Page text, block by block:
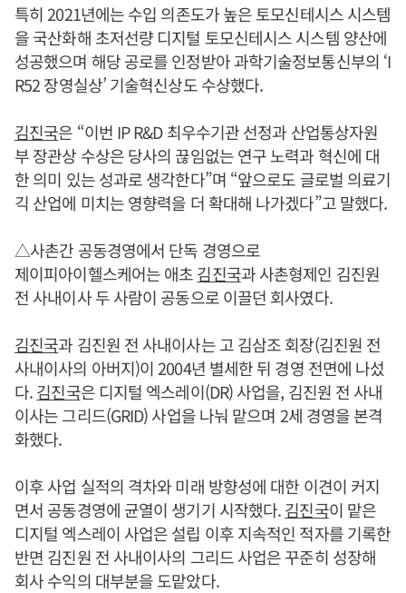
특히 2021년에는 수입 의존도가 높은 토모신테시스 시스템
을 국산화해 초저선량 디지털 토모신테시스 시스템 양산에
성공했으며 해당 공로를 인정받아 과학기술정보통신부의 ‘I
R52 장영실상’ 기술혁신상도 수상했다.
김진국은 “이번 IP R&D 최우수기관 선정과 산업통상자원
부 장관상 수상은 당사의 끊임없는 연구 노력과 혁신에 대
한 의미 있는 성과로 생각한다”며 “앞으로도 글로벌 의료기
긱 산업에 미치는 영향력을 더 확대해 나가겠다”고 말했다.
△사촌간 공동경영에서 단독 경영으로
제이피아이헬스케어는 애초김진국과 사촌형제인 김진원
전 사내이사 두 사람이 공동으로 이끌던 회사였다.
김진국과 김진원 전 사내이사는 고 김삼조 회장(김진원 전
사내이사의 아버지)이 2004년 별세한 뒤 경영 전면에 나섰
다.김진국은 디지털 엑스레이(DR) 사업을, 김진원 전 사내
이사는 그리드(GRID) 사업을 나눠 맡으며 2세 경영을 본격
화했다.
이후 사업 실적의 격차와 미래 방향성에 대한 이견이 커지
면서 공동경영에 균열이 생기기 시작했다.김진국이 맡은
디지털 엑스레이 사업은 설립 이후 지속적인 적자를 기록한
반면 김진원 전 사내이사의 그리드 사업은 꾸준히 성장해
회사 수익의 대부분을 도맡았다.